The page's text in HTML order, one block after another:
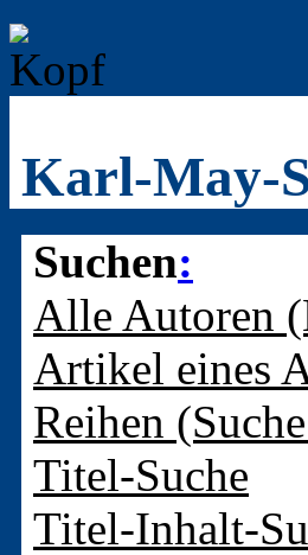
Karl-May-
Suchen:
Alle Autoren
Artikel eines
Reihen
Titel-Suche
Titel-Inhalt-